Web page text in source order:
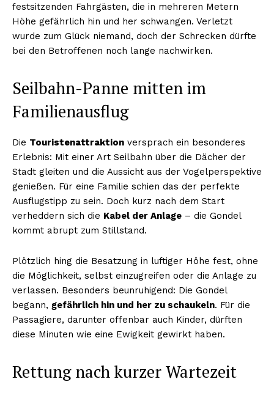
festsitzenden Fahrgästen, die in mehreren Metern
Höhe gefährlich hin und her schwangen. Verletzt
wurde zum Glück niemand, doch der Schrecken dürfte
bei den Betroffenen noch lange nachwirken.
Seilbahn-Panne mitten im
Familienausflug
Die Touristenattraktion versprach ein besonderes
Erlebnis: Mit einer Art Seilbahn über die Dächer der
Stadt gleiten und die Aussicht aus der Vogelperspektive
genießen. Für eine Familie schien das der perfekte
Ausflugstipp zu sein. Doch kurz nach dem Start
verheddern sich die Kabel der Anlage – die Gondel
kommt abrupt zum Stillstand.
Plötzlich hing die Besatzung in luftiger Höhe fest, ohne
die Möglichkeit, selbst einzugreifen oder die Anlage zu
verlassen. Besonders beunruhigend: Die Gondel
begann, gefährlich hin und her zu schaukeln. Für die
Passagiere, darunter offenbar auch Kinder, dürften
diese Minuten wie eine Ewigkeit gewirkt haben.
Rettung nach kurzer Wartezeit